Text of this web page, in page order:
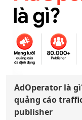
AdOperator là
quảng cáo
publisher